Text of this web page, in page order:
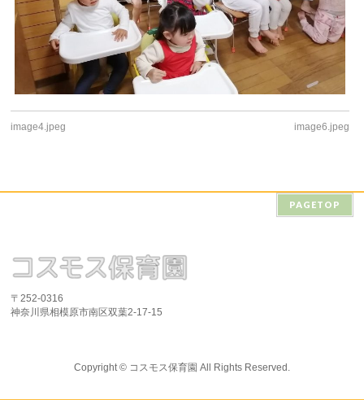
image4.jpeg image6.jpeg
PAGETOP
〒252-0316
神奈川県相模原市南区双葉2-17-15
Copyright © コスモス保育園 All Rights Reserved.